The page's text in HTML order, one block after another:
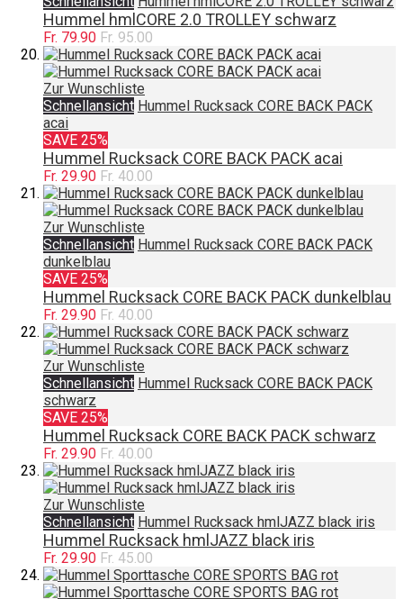
Hummel hmlCORE 2.0 TROLLEY schwarz
Fr. 79.90 Fr. 95.00
Zur Wunschliste
Schnellansicht Hummel Rucksack CORE BACK PACK
acai
SAVE 25%
Hummel Rucksack CORE BACK PACK acai
Fr. 29.90 Fr. 40.00
Zur Wunschliste
Schnellansicht Hummel Rucksack CORE BACK PACK
dunkelblau
SAVE 25%
Hummel Rucksack CORE BACK PACK dunkelblau
Fr. 29.90 Fr. 40.00
Zur Wunschliste
Schnellansicht Hummel Rucksack CORE BACK PACK
schwarz
SAVE 25%
Hummel Rucksack CORE BACK PACK schwarz
Fr. 29.90 Fr. 40.00
Zur Wunschliste
Schnellansicht Hummel Rucksack hmlJAZZ black iris
Hummel Rucksack hmlJAZZ black iris
Fr. 29.90 Fr. 45.00